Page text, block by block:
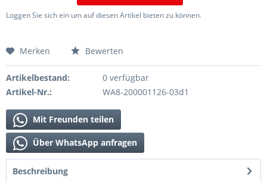
Loggen Sie sich ein um auf diesen Artikel bieten zu können.
Merken Bewerten
Artikelbestand:
0 verfügbar
Artikel-Nr.:
WA8-200001126-03d1
Mit Freunden teilen
Über WhatsApp anfragen
Beschreibung